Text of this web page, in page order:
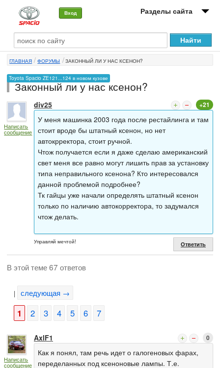
Вход Разделы сайта
О машине
Автоклуб
Форумы
Сервисы и услуги
Новости
ГЛАВНАЯ ФОРУМЫ ЗАКОННЫЙ ЛИ У НАС КСЕНОН?
Toyota Spacio ZE121...124 в новом кузове
Законный ли у нас ксенон?
Написать
сообщение
div25 +21
У меня машинка 2003 года после рестайлинга и там
стоит вроде бы штатный ксенон, но нет
автокрректора, стоит ручной.
Чтож получается если я даже сделаю американский
свет меня все равно могут лишить прав за установку
типа неправильного ксенона? Кто интересовался
данной проблемой подробнее?
Тк гайцы уже начали определять штатный ксенон
только по наличию автокорректора, то задумался
чтож делать.
Управляй мечтой! Ответить
В этой теме 67 ответов
| следующая →
1 2 3 4 5 6 7
Написать
сообщение
AxlF1 0
Как я понял, там речь идет о галогеновых фарах,
переделанных под ксеноновые лампы. Т.е.